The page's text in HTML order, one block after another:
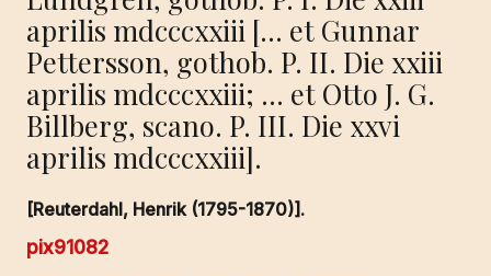
aprilis mdcccxxiii [… et Gunnar
Pettersson, gothob. P. II. Die xxiii
aprilis mdcccxxiii; … et Otto J. G.
Billberg, scano. P. III. Die xxvi
aprilis mdcccxxiii].
[Reuterdahl, Henrik (1795-1870)].
pix91082